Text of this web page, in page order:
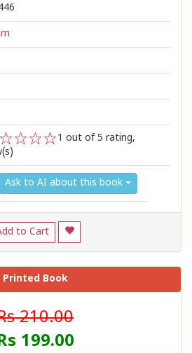
1 out of 5 rating,
Ask to AI about this book
to Cart
Printed Book
210.00
199.00